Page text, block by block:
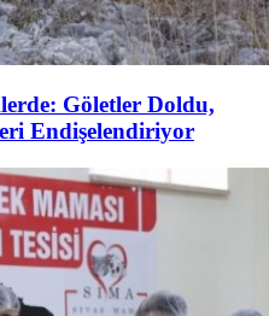
Göletler Doldu,
Endişelendiriyor